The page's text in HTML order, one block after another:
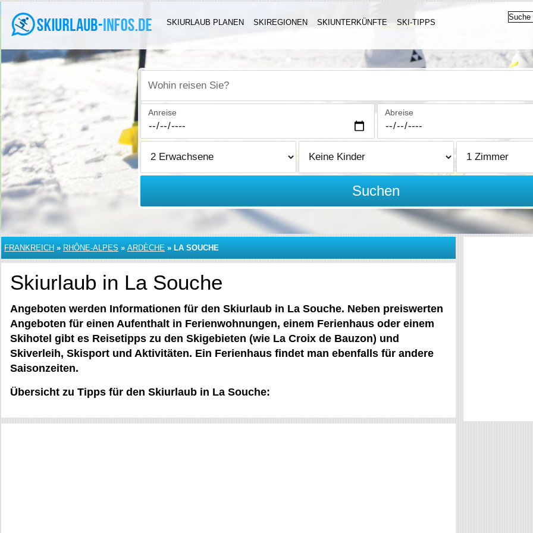
SKIURLAUB PLANEN SKIREGIONEN SKIUNTERKÜNFTE SKI-TIPPS
Wohin reisen Sie?
Anreise Abreise
Suchen
FRANKREICH » RHÔNE-ALPES » ARDÈCHE » LA SOUCHE
Skiurlaub in La Souche
Angeboten werden Informationen für den Skiurlaub in La Souche. Neben preiswerten
Angeboten für einen Aufenthalt in Ferienwohnungen, einem Ferienhaus oder einem
Skihotel gibt es Reisetipps zu den Skigebieten (wie La Croix de Bauzon) und
Skiverleih, Skisport und Aktivitäten. Ein Ferienhaus findet man ebenfalls für andere
Saisonzeiten.
Übersicht zu Tipps für den Skiurlaub in La Souche: